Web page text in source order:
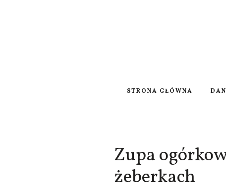
STRONA GŁÓWNA
Zupa
żeberkach